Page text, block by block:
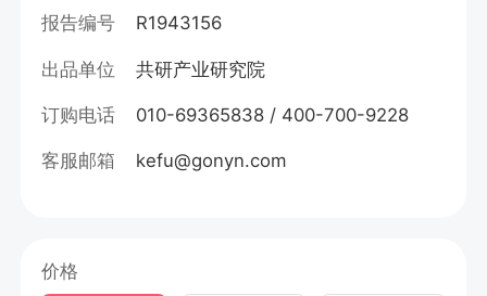
报告编号 R1943156
出品单位 共研产业研究院
订购电话 010-69365838 / 400-700-9228
客服邮箱 kefu@gonyn.com
价格